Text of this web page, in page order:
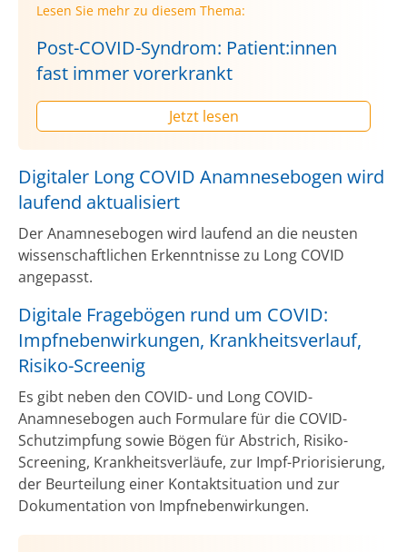
Lesen Sie mehr zu diesem Thema:
Post-COVID-Syndrom: Patient:innen
fast immer vorerkrankt
Jetzt lesen
Digitaler Long COVID Anamnesebogen wird
laufend aktualisiert
Der Anamnesebogen wird laufend an die neusten
wissenschaftlichen Erkenntnisse zu Long COVID
angepasst.
Digitale Fragebögen rund um COVID:
Impfnebenwirkungen, Krankheitsverlauf,
Risiko-Screenig
Es gibt neben den COVID- und Long COVID-
Anamnesebogen auch Formulare für die COVID-
Schutzimpfung sowie Bögen für Abstrich, Risiko-
Screening, Krankheitsverläufe, zur Impf-Priorisierung,
der Beurteilung einer Kontaktsituation und zur
Dokumentation von Impfnebenwirkungen.